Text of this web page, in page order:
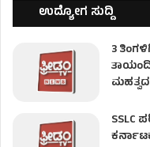
ಉದ್ಯೋಗ ಸುದ್ದಿ
3
ಮಹತ್ವದ
SSLC